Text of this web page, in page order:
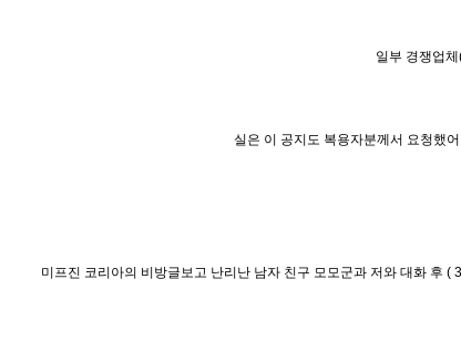
일부 경쟁업
실은 이 공지도 복용자분께서 요청했
미프진 코리아의 비방글보고 난리난 남자 친구 모모군과 저와 대화 후